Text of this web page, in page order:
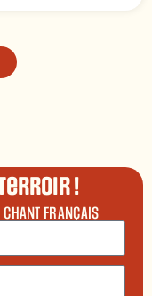
!
FRANÇAIS